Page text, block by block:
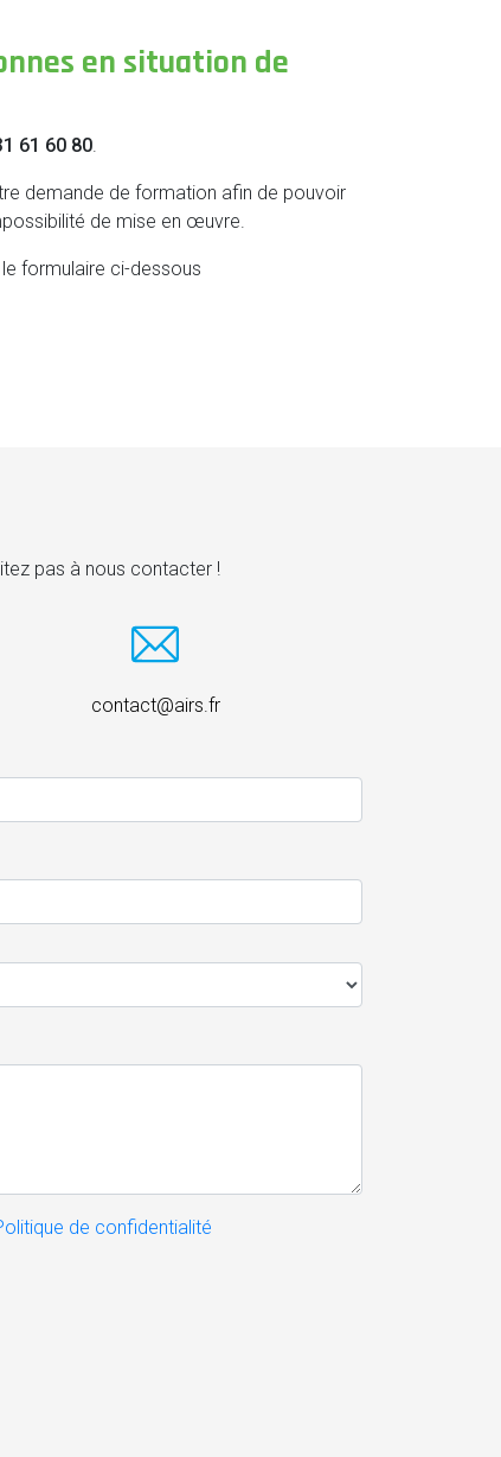
en situation de
61 60 80.
demande de formation afin de pouvoir
de mise en œuvre.
formulaire ci-dessous
pas à nous contacter !
contact@airs.fr
de confidentialité